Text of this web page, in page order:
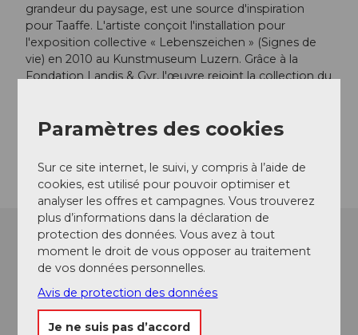
grandeur du paysage, est une source d'inspiration
pour Taaffe. L'artiste conçoit l'installation pour
l'exposition collective « Lebenszeichen » (Signes de
vie) en 2010 au Kunstmuseum Luzern. Grâce à la
Fondation Landis & Gyr, l'œuvre rejoint la collection du
l'exposition « 1 Raum, 1 Werk » (1 espace, 1 œuvre).
Paramètres des cookies
Sur ce site internet, le suivi, y compris à l’aide de
cookies, est utilisé pour pouvoir optimiser et
analyser les offres et campagnes. Vous trouverez
plus d’informations dans la déclaration de
protection des données. Vous avez à tout
moment le droit de vous opposer au traitement
de vos données personnelles.
Avis de protection des données
Je ne suis pas d’accord